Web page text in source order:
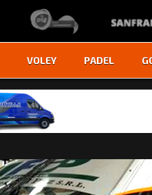
VOLEY PADEL